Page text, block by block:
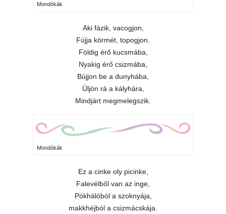
Mondókák
Aki fázik, vacogjon,
Fújja körmét, topogjon.
Földig érő kucsmába,
Nyakig érő csizmába,
Bújjon be a dunyhába,
Üljön rá a kályhára,
Mindjárt megmelegszik.
Mondókák
Ez a cinke oly picinke,
Falevélből van az inge,
Pókhálóból a szoknyája,
makkhéjból a csizmácskája.